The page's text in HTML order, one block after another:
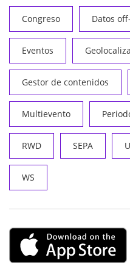
Congreso Datos
Eventos
Gestor de contenidos
Multievento
RWD SEPA
WS